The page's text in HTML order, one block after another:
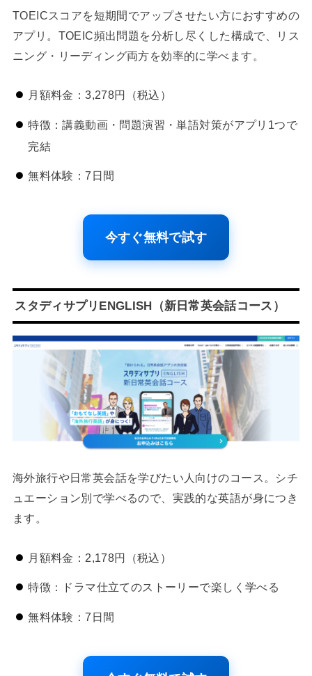
TOEICスコアを短期間でアップさせたい方におすすめの
アプリ。TOEIC頻出問題を分析し尽くした構成で、リス
ニング・リーディング両方を効率的に学べます。
月額料金：3,278円（税込）
特徴：講義動画・問題演習・単語対策がアプリ1つで
完結
無料体験：7日間
今すぐ無料で試す
スタディサプリENGLISH（新日常英会話コース）
海外旅行や日常英会話を学びたい人向けのコース。シチ
ュエーション別で学べるので、実践的な英語が身につき
ます。
月額料金：2,178円（税込）
特徴：ドラマ仕立てのストーリーで楽しく学べる
無料体験：7日間